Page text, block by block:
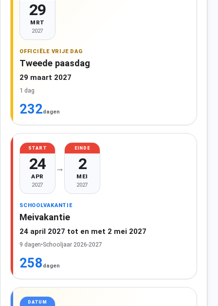
29
MRT
2027
OFFICIËLE VRIJE DAG
Tweede paasdag
29 maart 2027
1 dag
232dagen
START
24
APR
2027
→
EINDE
2
MEI
2027
SCHOOLVAKANTIE
Meivakantie
24 april 2027 tot en met 2 mei 2027
9 dagen•Schooljaar 2026-2027
258 dagen
DATUM